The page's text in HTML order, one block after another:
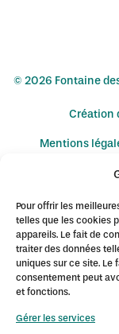
Pour offrir les
telles que les cookies
appareils. Le fait de
traiter des données
uniques sur ce site. Le
consentement peut
et fonctions.
Gérer les services
© 2026 Fontaine
Création
Mentions
L'institut de Beauté
épilation
Ahuy Asnières-
Fontaine-lès-Dijon
Longvic
Quetigny Ruffey-